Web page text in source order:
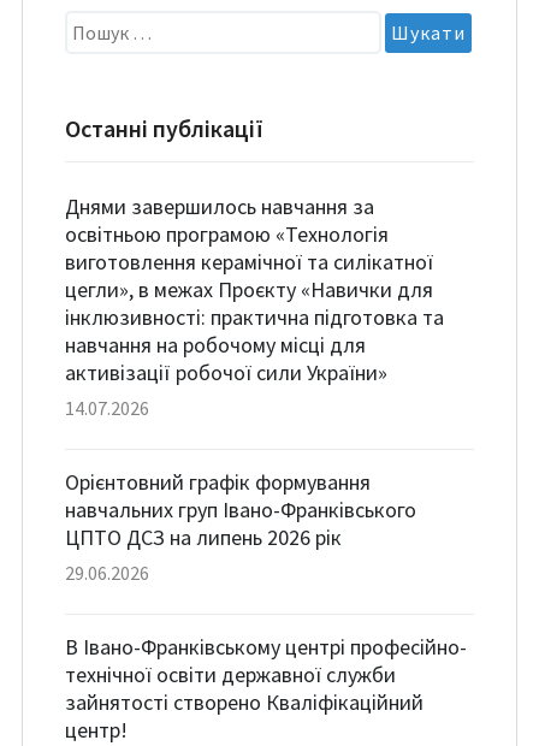
Останні публікації
Днями завершилось навчання за
освітньою програмою «Технологія
виготовлення керамічної та силікатної
цегли», в межах Проєкту «Навички для
інклюзивності: практична підготовка та
навчання на робочому місці для
активізації робочої сили України»
14.07.2026
Орієнтовний графік формування
навчальних груп Івано-Франківського
ЦПТО ДСЗ на липень 2026 рік
29.06.2026
В Івано-Франківському центрі професійно-
технічної освіти державної служби
зайнятості створено Кваліфікаційний
центр!